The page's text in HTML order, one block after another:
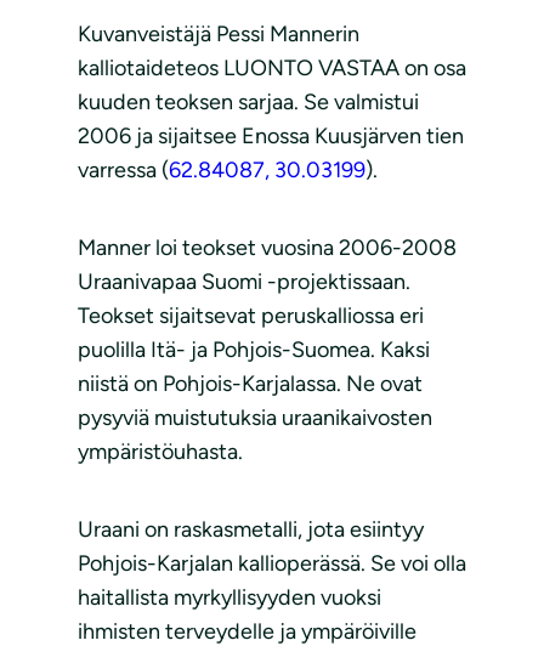
Kuvanveistäjä Pessi Mannerin
kalliotaideteos LUONTO VASTAA on osa
kuuden teoksen sarjaa. Se valmistui
2006 ja sijaitsee Enossa Kuusjärven tien
varressa (62.84087, 30.03199).
Manner loi teokset vuosina 2006-2008
Uraanivapaa Suomi -projektissaan.
Teokset sijaitsevat peruskalliossa eri
puolilla Itä- ja Pohjois-Suomea. Kaksi
niistä on Pohjois-Karjalassa. Ne ovat
pysyviä muistutuksia uraanikaivosten
ympäristöuhasta.
Uraani on raskasmetalli, jota esiintyy
Pohjois-Karjalan kallioperässä. Se voi olla
haitallista myrkyllisyyden vuoksi
ihmisten terveydelle ja ympäröiville